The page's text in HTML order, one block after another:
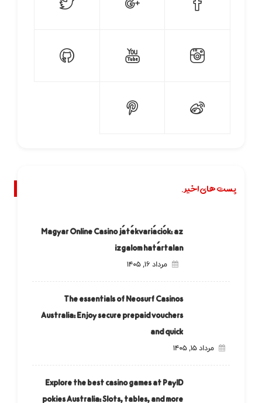
پست های اخیر.
Magyar Online Casino játékvariációk: az
izgalom határtalan
مرداد ۱۶, ۱۴۰۵
The essentials of Neosurf Casinos
Australia: Enjoy secure prepaid vouchers
and quick
مرداد ۱۵, ۱۴۰۵
Explore the best casino games at PayID
pokies Australia: Slots, tables, and more